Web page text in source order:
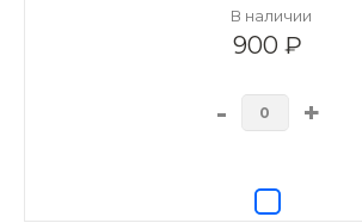
В наличии
900 ₽
- +